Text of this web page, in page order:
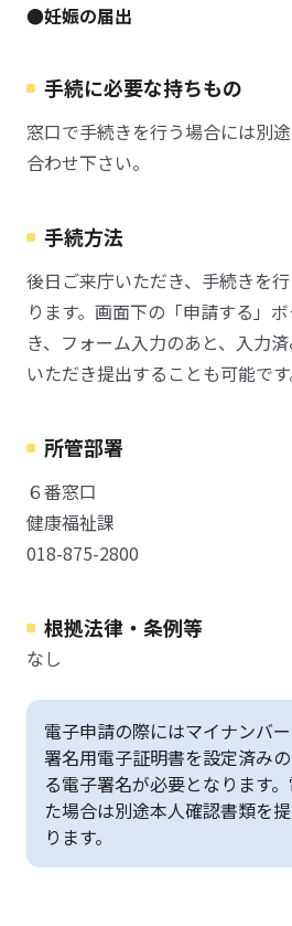
●妊娠の届出
手続に必要な持ちもの
窓口で手続きを行う場合には別
合わせ下さい。
手続方法
後日ご来庁いただき、手続きを
ります。画面下の「申請する」
き、フォーム入力のあと、入力
いただき提出することも可能です
所管部署
６番窓口
健康福祉課
018-875-2800
根拠法律・条例等
なし
電子申請の際にはマイナンバ
署名用電子証明書を設定済み
る電子署名が必要となります
た場合は別途本人確認書類を
ります。